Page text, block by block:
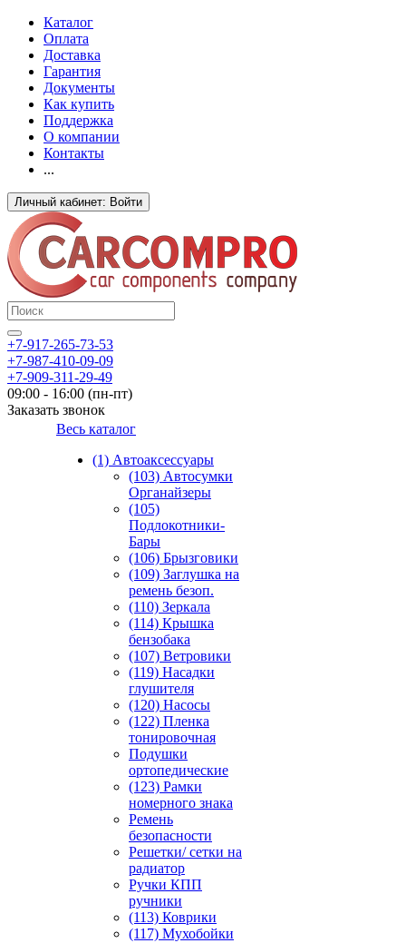
Каталог
Оплата
Доставка
Гарантия
Документы
Как купить
Поддержка
О компании
Контакты
...
Личный кабинет: Войти
+7-917-265-73-53
+7-987-410-09-09
+7-909-311-29-49
09:00 - 16:00 (пн-пт)
Заказать звонок
Весь каталог
(1) Автоаксессуары
(103) Автосумки
Органайзеры
(105)
Подлокотники-
Бары
(106) Брызговики
(109) Заглушка на
ремень безоп.
(110) Зеркала
(114) Крышка
бензобака
(107) Ветровики
(119) Насадки
глушителя
(120) Насосы
(122) Пленка
тонировочная
Подушки
ортопедические
(123) Рамки
номерного знака
Ремень
безопасности
Решетки/ сетки на
радиатор
Ручки КПП
ручники
(113) Коврики
(117) Мухобойки